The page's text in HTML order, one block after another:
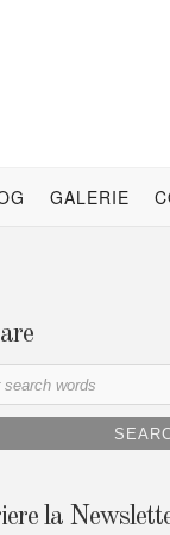
GALERIE
la